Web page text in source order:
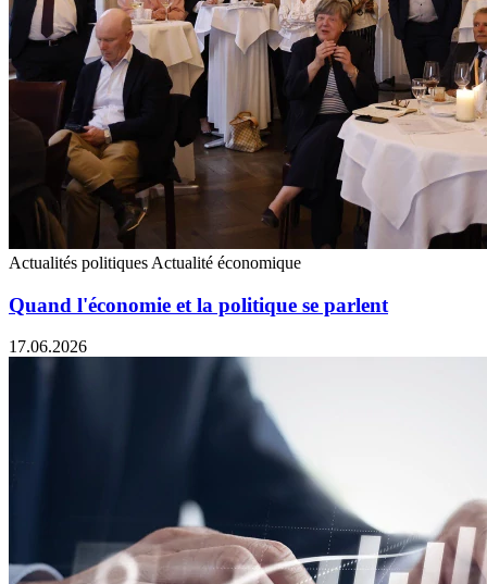
Actualités politiques Actualité économique
Quand l'économie et la politique se parlent
17.06.2026